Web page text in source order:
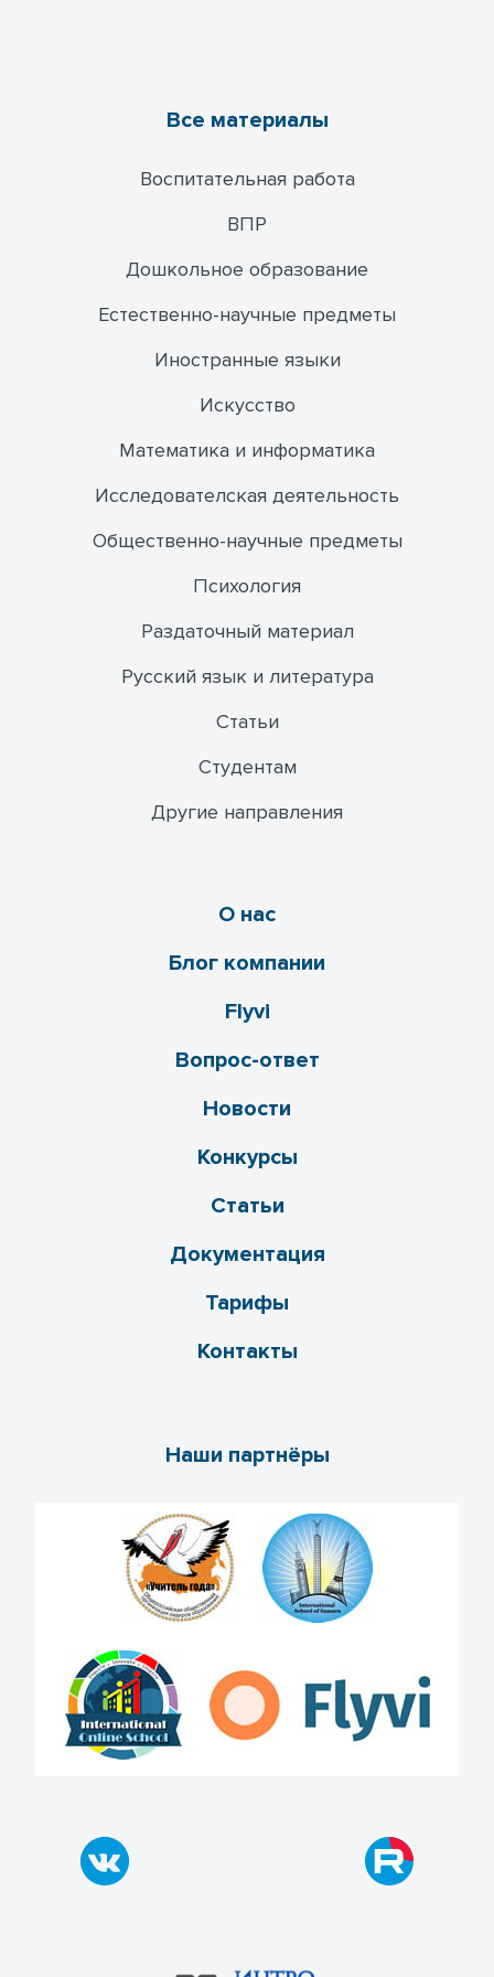
Все материалы
Воспитательная работа
ВПР
Дошкольное образование
Естественно-научные предметы
Иностранные языки
Искусство
Математика и информатика
Исследователская деятельность
Общественно-научные предметы
Психология
Раздаточный материал
Русский язык и литература
Статьи
Студентам
Другие направления
О нас
Блог компании
Flyvi
Вопрос-ответ
Новости
Конкурсы
Статьи
Документация
Тарифы
Контакты
Наши партнёры